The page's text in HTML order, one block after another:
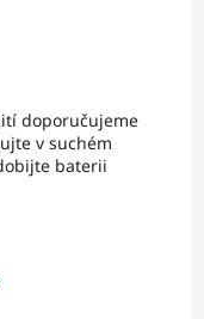
doporučujeme
v suchém
baterii